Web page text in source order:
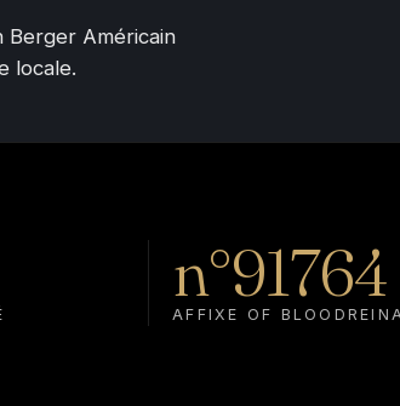
Berger Américain
locale.
n°91764
AFFIXE OF